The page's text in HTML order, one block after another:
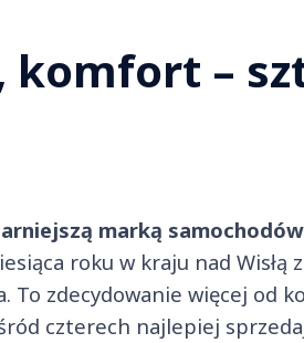
komfort –
marką
roku w kraju nad Wisłą
To zdecydowanie więcej od
czterech najlepiej